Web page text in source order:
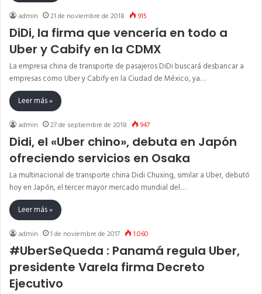
admin 21 de noviembre de 2018 915
DiDi, la firma que vencería en todo a
Uber y Cabify en la CDMX
La empresa china de transporte de pasajeros DiDi buscará desbancar a
empresas como Uber y Cabify en la Ciudad de México, ya…
Leer más »
admin 27 de septiembre de 2018 947
Didi, el «Uber chino», debuta en Japón
ofreciendo servicios en Osaka
La multinacional de transporte china Didi Chuxing, similar a Uber, debutó
hoy en Japón, el tercer mayor mercado mundial del…
Leer más »
admin 1 de noviembre de 2017 1.060
#UberSeQueda : Panamá regula Uber,
presidente Varela firma Decreto
Ejecutivo